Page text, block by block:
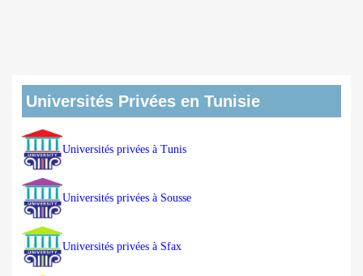
Universités Privées en Tunisie
Universités privées à Tunis
Universités privées à Sousse
Universités privées à Sfax